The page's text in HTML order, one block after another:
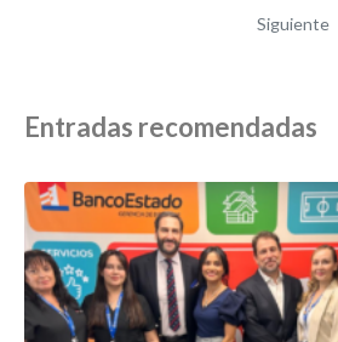
Siguiente
Entradas recomendadas